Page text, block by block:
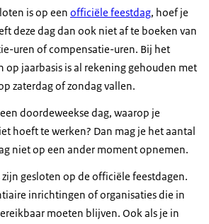
is op een officiële feestdag, hoef je
deze dag dan ook niet af te boeken van
uren of compensatie-uren. Bij het
op jaarbasis is al rekening gehouden met
zaterdag of zondag vallen.
doordeweekse dag, waarop je
hoeft te werken? Dan mag je het aantal
niet op een ander moment opnemen.
gesloten op de officiële feestdagen.
inrichtingen of organisaties die in
moeten blijven. Ook als je in